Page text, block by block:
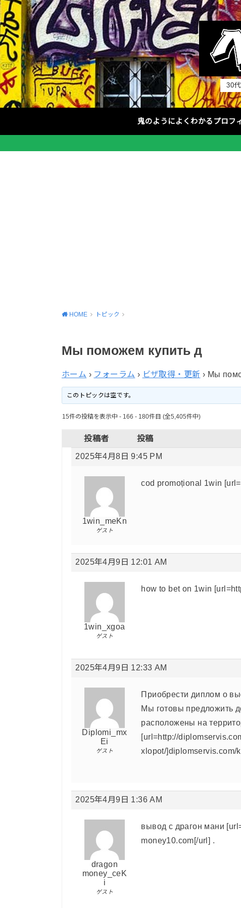
30
鬼のようによくわかるプロフ
HOME トピック
Мы поможем купить д
ホーム › フォーラム › ビザ取得・更新 › Мы
このトピックは空です。
15件の投稿を表示中 - 166 - 180件目 (全5,405件中)
投稿者 投稿
2025年4月8日 9:45 PM
1win_meKn
ゲスト
cod promoțional 1win
2025年4月9日 12:01 AM
1win_xgoa
ゲスト
how to bet on 1win
2025年4月9日 12:33 AM
Diplomi_mx
Ei
ゲスト
Приобрести диплом о
Мы готовы предложить
расположены на
[url=http://
xlopot/]diplomservis.com/
2025年4月9日 1:36 AM
dragon
money_ceK
i
ゲスト
вывод с драгон мани
money10.com[/url] .